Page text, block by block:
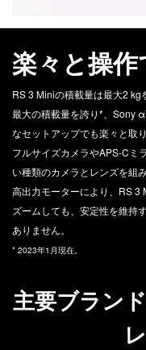
楽々と操
RS 3 Miniの積載量は最大2
最大の積載量を誇り*、Sony
なセットアップでも楽々と取
フルサイズカメラやAPS-Cミ
い種類のカメラとレンズを組
高出力モーターにより、RS 3
ズームしても、安定性を維持
ありません。
* 2023年1月現在。
主要ブラン